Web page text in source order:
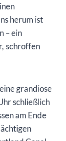
herum ist
– ein
schroffen
grandiose
schließlich
am Ende